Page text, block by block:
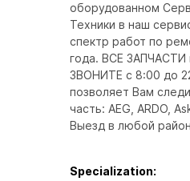
оборудованном
Техники в наш
спектр работ по
года. ВСЕ ЗАПЧАСТИ
ЗВОНИТЕ с 8:00 до
позволяет Вам
часть: AEG, ARDO,
Выезд в любой
Specialization: